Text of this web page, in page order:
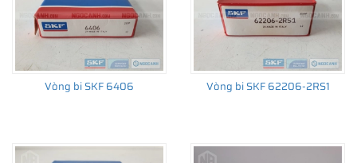
Vòng bi SKF 6406 Vòng bi SKF 62206-2RS1